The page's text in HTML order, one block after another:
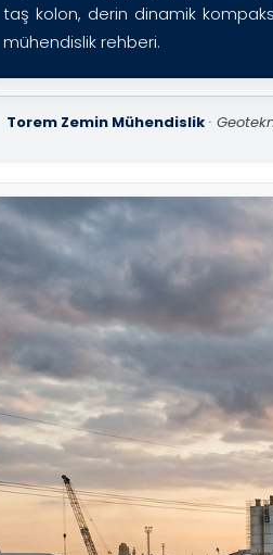
taş kolon, derin dinamik
mühendislik rehberi.
Torem Zemin Mühendislik ·